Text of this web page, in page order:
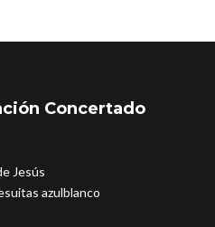
Concertado
Jesús